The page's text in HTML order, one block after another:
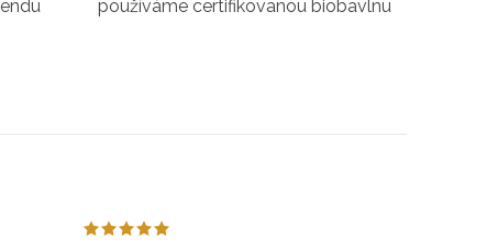
používáme certifikovanou biobavlnu